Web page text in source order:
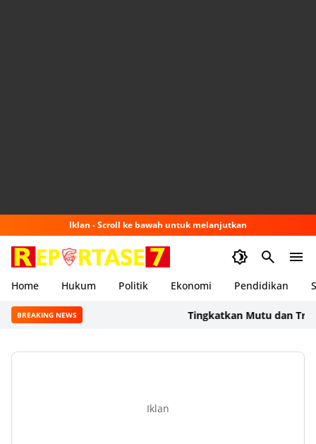
Iklan - Scroll ke bawah untuk melanjutkan
Home Hukum Politik Ekonomi Pendidikan
BREAKING NEWS Tingkatkan Mutu dan
Iklan